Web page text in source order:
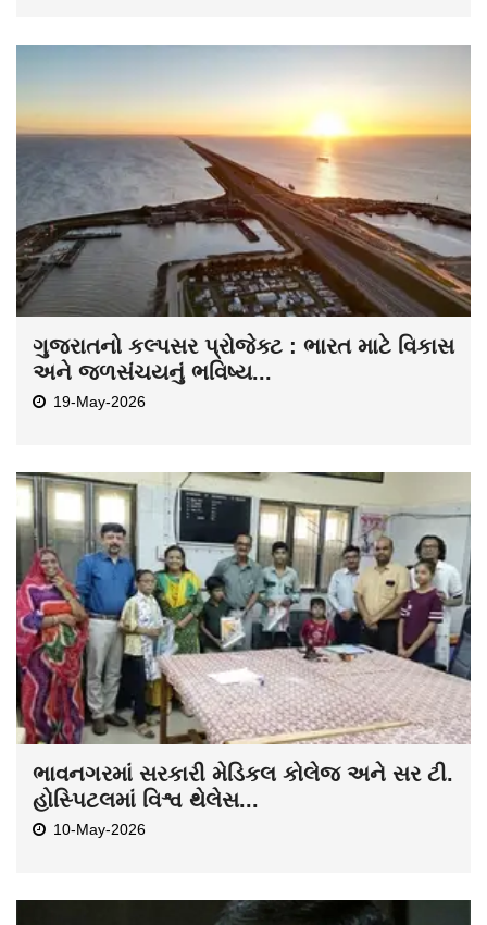
ગુજરાતનો કલ્પસર પ્રોજેક્ટ : ભારત માટે વિકાસ
અને જળસંચયનું ભવિષ્ય...
19-May-2026
ભાવનગરમાં સરકારી મેડિકલ કોલેજ અને સર ટી.
હોસ્પિટલમાં વિશ્વ થેલેસ...
10-May-2026